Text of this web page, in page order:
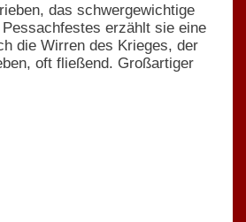
das schwergewichtige
erzählt sie eine
die Wirren des Krieges, der
oft fließend. Großartiger